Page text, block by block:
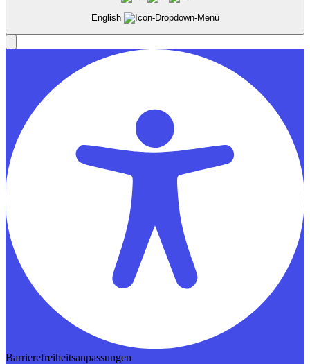
English
Barrierefreiheitsanpassungen